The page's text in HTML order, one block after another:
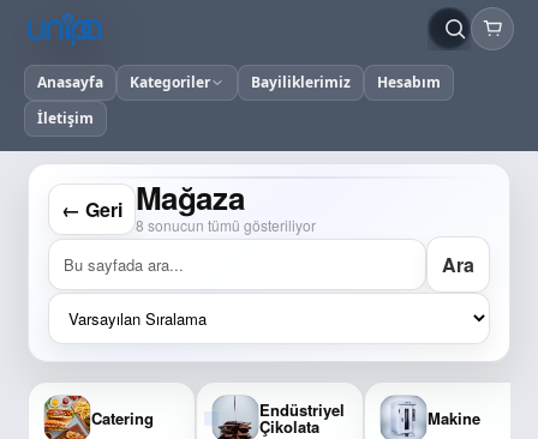
Anasayfa Kategoriler Bayiliklerimiz
Hesabım
İletişim
← Geri Mağaza
8 sonucun tümü gösteriliyor
Ara
Catering Endüstriyel
Çikolata Makine